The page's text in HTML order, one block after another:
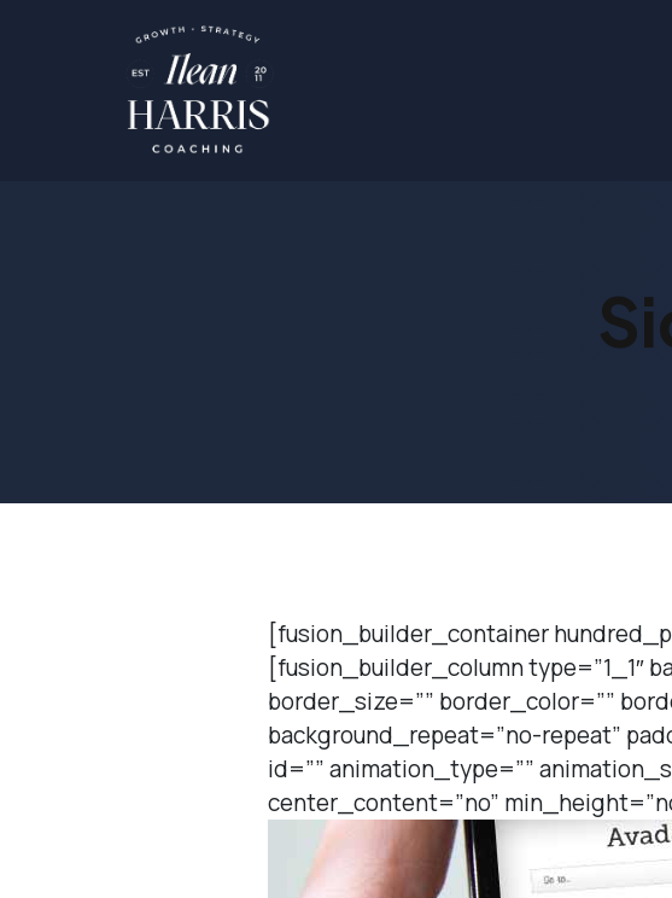
[fusion_builder_container
[fusion_builder_column type=”1_1″
border_size=”” border_color=””
background_repeat=”no-repeat”
id=”” animation_type=””
center_content=”no”